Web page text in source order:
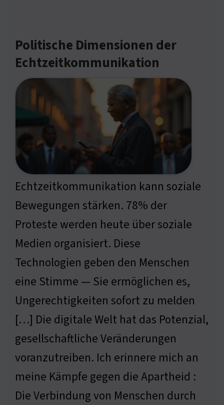
Politische Dimensionen der
Echtzeitkommunikation
Echtzeitkommunikation kann soziale
Bewegungen stärken. 78% der
Proteste werden heute über soziale
Medien organisiert. Diese
Technologien geben den Menschen
eine Stimme — Sie ermöglichen es,
Ungerechtigkeiten sofort zu melden
[…] Die digitale Welt hat das Potenzial,
gesellschaftliche Veränderungen
voranzutreiben. Ich erinnere mich an
meine Kämpfe gegen die Apartheid :
Die Verbindung von Menschen durch